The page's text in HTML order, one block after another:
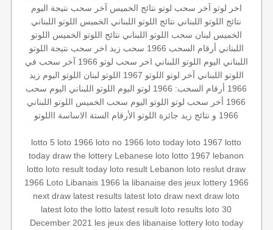
اخر لوتو آخر سحب لوتو نتائج الخميس آخر سحب نتيجة اليوم
نتائج اللوتو اللبناني نتائج اللوتو اللبناني الخميس اللوتو اللبناني
الخميس لبنان سحب اللوتو اللبناني نتائج اللوتو الخميس اللوتو
اللبناني أرقام السحب 1966
سحب زيد اخر سحب نتيجة اللوتو
اللبناني اليوم اللوتو اللبناني اخر سحب لوتو 1966
آخر سحب في
اللوتو اللبناني آخر لوتو اللوتو 1967 اللوتو لبنان اللوتو اليوم زيد
1966 أرقام السحب: 1966 لوتو اليوم اللوتو اللبناني اليوم سحب
1966 أخر سحب لوتو اللوتو اليوم سحب الخميس اللوتو اللبناني
1966 و نتائج زيد
جائزة اللوتو الأرقام الستة الاساسة االلوتو
lotto 5 loto 1966 loto no 1966 loto today loto 1967 lotto
today draw the lottery Lebanese loto lotto 1967 lebanon
lotto loto result today loto result Lebanon loto reslut draw
1966 Loto Libanais 1966 la libanaise des jeux lottery 1966
next draw latest results latest loto draw next draw loto
latest loto the lotto latest result loto results loto 30
December 2021 les jeux des libanaise lottery loto today